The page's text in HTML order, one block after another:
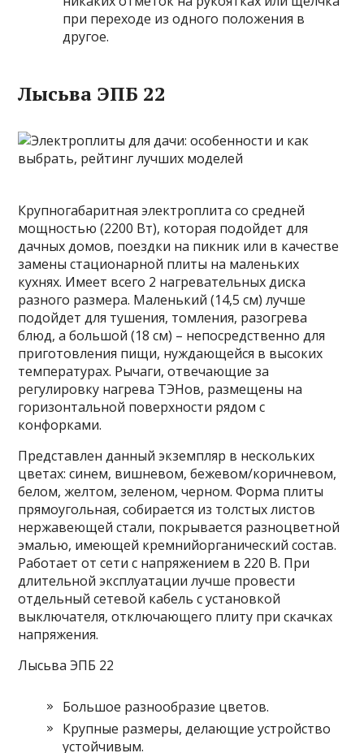
при переходе из одного положения в
другое.
Лысьва ЭПБ 22
Крупногабаритная электроплита со средней
мощностью (2200 Вт), которая подойдет для
дачных домов, поездки на пикник или в качестве
замены стационарной плиты на маленьких
кухнях. Имеет всего 2 нагревательных диска
разного размера. Маленький (14,5 см) лучше
подойдет для тушения, томления, разогрева
блюд, а большой (18 см) – непосредственно для
приготовления пищи, нуждающейся в высоких
температурах. Рычаги, отвечающие за
регулировку нагрева ТЭНов, размещены на
горизонтальной поверхности рядом с
конфорками.
Представлен данный экземпляр в нескольких
цветах: синем, вишневом, бежевом/коричневом,
белом, желтом, зеленом, черном. Форма плиты
прямоугольная, собирается из толстых листов
нержавеющей стали, покрывается разноцветной
эмалью, имеющей кремнийорганический состав.
Работает от сети с напряжением в 220 В. При
длительной эксплуатации лучше провести
отдельный сетевой кабель с установкой
выключателя, отключающего плиту при скачках
напряжения.
Лысьва ЭПБ 22
Большое разнообразие цветов.
Крупные размеры, делающие устройство
устойчивым.